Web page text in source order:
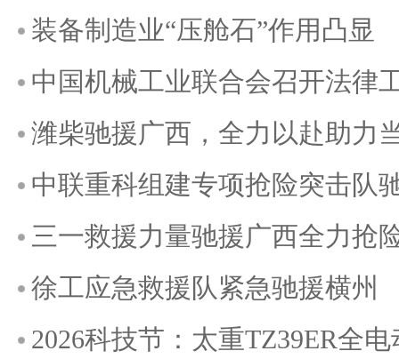
装备制造业“压舱石”作用凸显
中国机械工业联合会召开法律
潍柴驰援广西，全力以赴助力
中联重科组建专项抢险突击队
三一救援力量驰援广西全力抢
徐工应急救援队紧急驰援横州
2026科技节：太重TZ39ER全